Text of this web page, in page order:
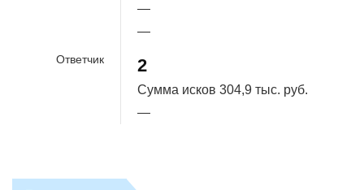
Ответчик
—
—
2
Сумма исков 304,9 тыс. руб.
—